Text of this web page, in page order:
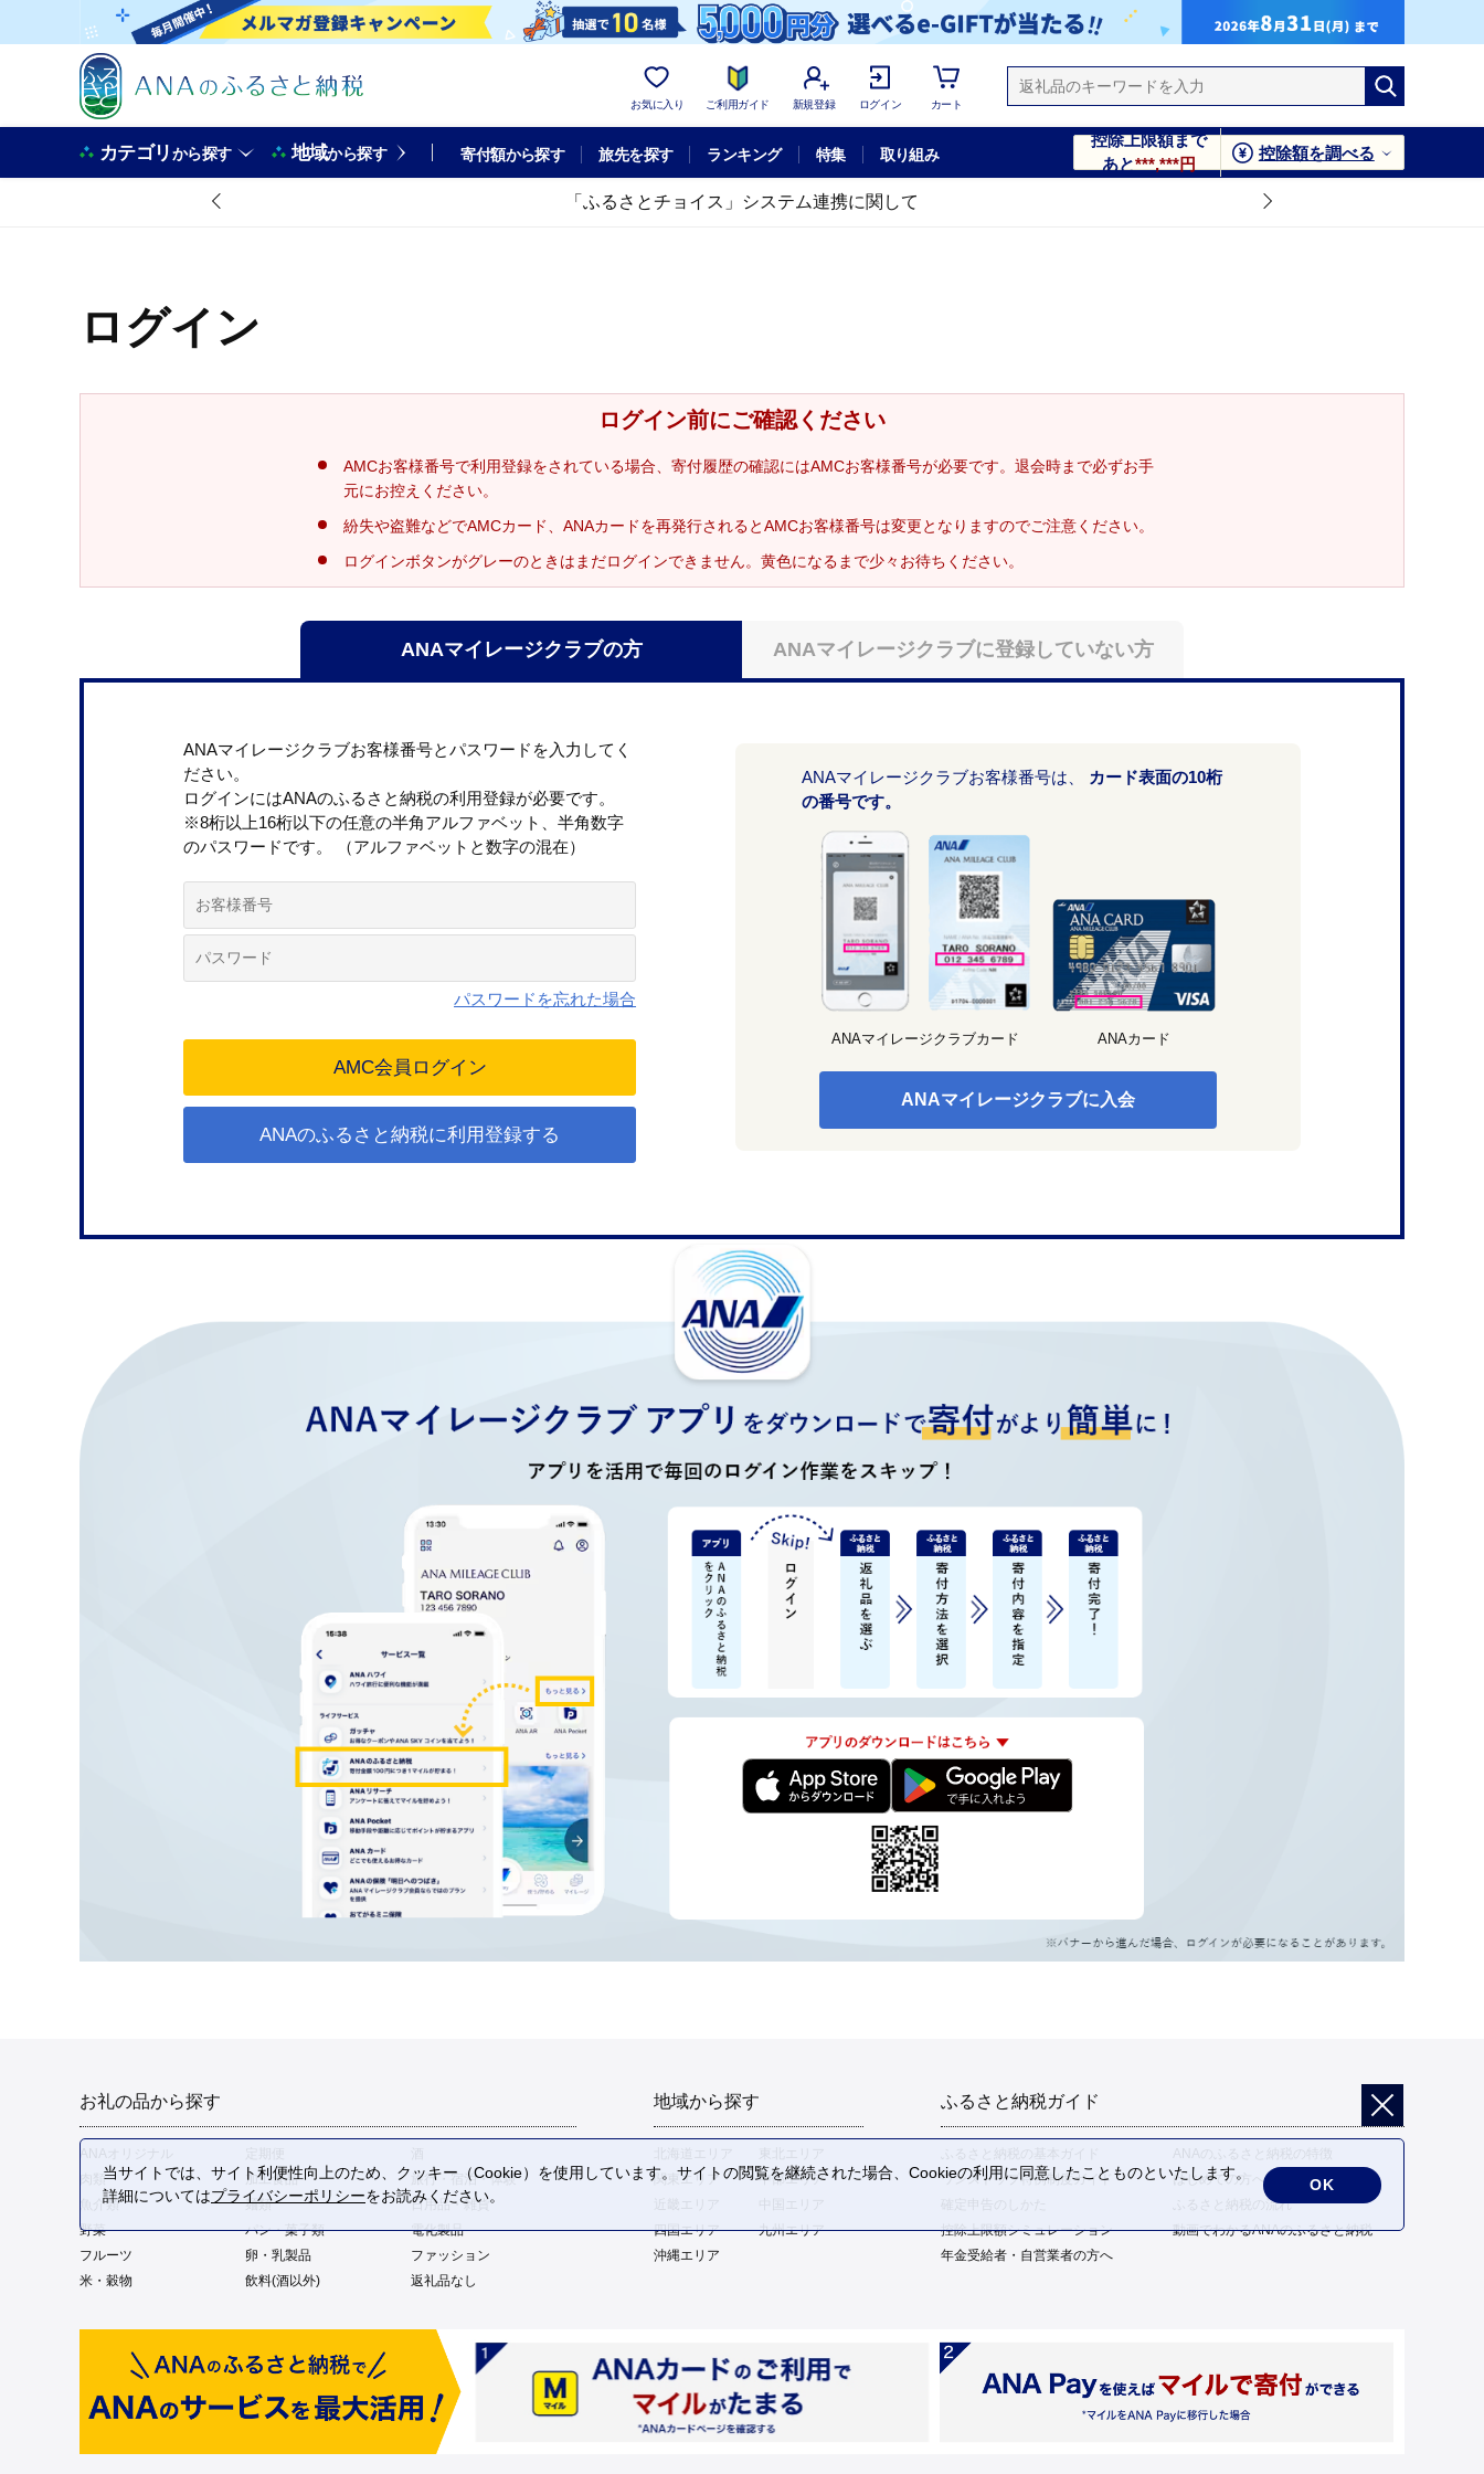
お気に入り ご利用ガイド 新規登録 ログイン カート
カテゴリから探す 地域から探す 寄付額から探す 旅先を探す ランキング 特集 取り組み
控除上限額まで
あと***,***円
控除額を調べる
「ふるさとチョイス」システム連携に関して
ログイン
ログイン前にご確認ください
AMCお客様番号で利用登録をされている場合、寄付履歴の確認にはAMCお客様番号が必要です。退会時まで必ずお手
元にお控えください。
紛失や盗難などでAMCカード、ANAカードを再発行されるとAMCお客様番号は変更となりますのでご注意ください。
ログインボタンがグレーのときはまだログインできません。黄色になるまで少々お待ちください。
ANAマイレージクラブの方 ANAマイレージクラブに登録していない方
ANAマイレージクラブお客様番号とパスワードを入力してく
ださい。
ログインにはANAのふるさと納税の利用登録が必要です。
※8桁以上16桁以下の任意の半角アルファベット、半角数字
のパスワードです。 （アルファベットと数字の混在）
パスワードを忘れた場合
ANAのふるさと納税に利用登録する
ANAマイレージクラブお客様番号は、
カード表面の10桁
の番号です。
ANAマイレージクラブカード ANAカード
ANAマイレージクラブに入会
お礼の品から探す
肉類
加工食品
旅行・宿泊・体験
魚介類
麺類
日用品・雑貨
野菜
パン・菓子類
電化製品
フルーツ
卵・乳製品
ファッション
米・穀物
飲料(酒以外) 返礼品なし
地域から探す
関東エリア
中部エリア
四国エリア
九州エリア
沖縄エリア
ふるさと納税ガイド
ふるさと納税の基本ガイド
ANAのふるさと納税の特徴
ワンストップ特例制度ガイド
はじめての方へ
ふるさと納税の流れ
控除上限額シミュレーション
動画でわかるANAのふるさと納税
年金受給者・自営業者の方へ
当サイトでは、サイト利便性向上のため、クッキー（Cookie）を使用しています。サイトの閲覧を継続された場合、Cookieの利用に同意したことものといたします。
詳細についてはプライバシーポリシーをお読みください。
OK